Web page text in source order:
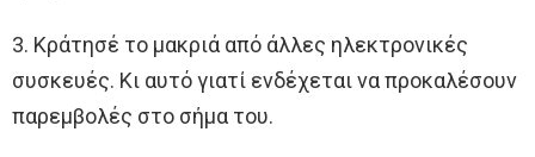
3. Κράτησέ το μακριά από άλλες ηλεκτρονικές
συσκευές. Κι αυτό γιατί ενδέχεται να προκαλέσουν
παρεμβολές στο σήμα του.